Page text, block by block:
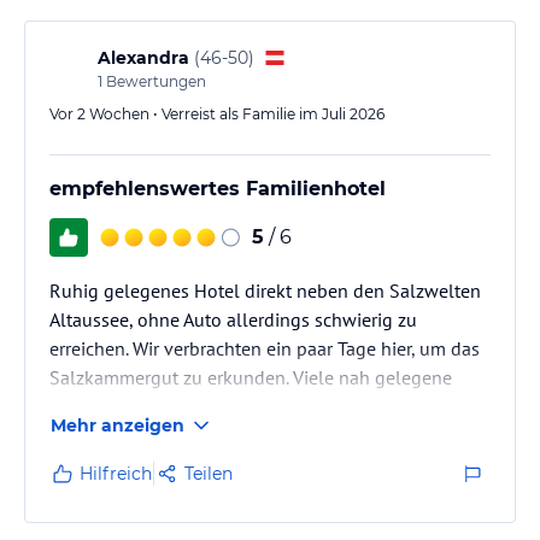
Hinweis: Allgemeine und unverbindliche
Hoteliers-/Veranstalter-/Kataloginformationen. Alle Angaben
lies vor der Buchung die verbindlichen Angebotsdetailsdes
jeweiligen Veranstalters.
Alexandra (46-50)
1 Bewertungen
Vor 2 Wochen • Verreist als Familie im Juli 2026
empfehlenswertes Familienhotel
5 / 6
Ruhig gelegenes Hotel direkt neben den Salzwelten
Altaussee, ohne Auto allerdings schwierig zu
erreichen. Wir verbrachten ein paar Tage hier, um das
Salzkammergut zu erkunden. Viele nah gelegene
den umliegenden Orten)
Mehr anzeigen
Hilfreich Teilen